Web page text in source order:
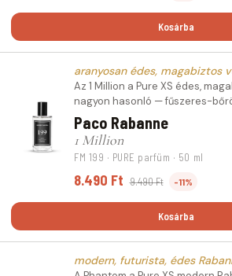
Kosárba
aranyosan édes, magabiztos
Az 1 Million a Pure XS édes,
nagyon hasonló — fűszeres-
Paco Rabanne
1 Million
FM 199 · PURE parfüm · 50 ml
8.490 Ft 9.490 Ft -11%
Kosárba
modern, futurista, édes